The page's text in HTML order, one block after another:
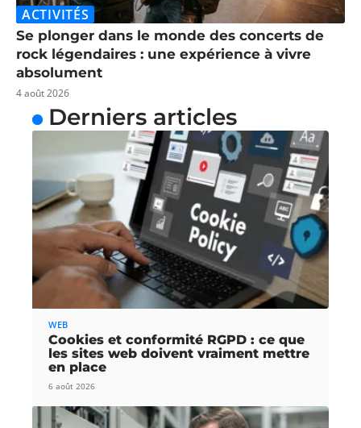
ACTIVITÉS
Se plonger dans le monde des concerts de
rock légendaires : une expérience à vivre
absolument
4 août 2026
Derniers articles
WEB
Cookies et conformité RGPD : ce que
les sites web doivent vraiment mettre
en place
6 août 2026